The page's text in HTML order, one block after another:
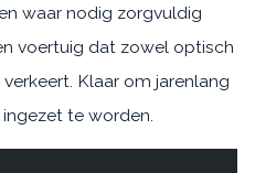
waar nodig zorgvuldig
voertuig dat zowel optisch
Klaar om jarenlang
te worden.